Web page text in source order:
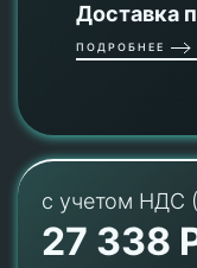
Доставка
ПОДРОБНЕЕ
с учетом НДС
27 338